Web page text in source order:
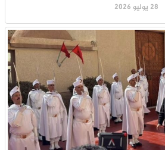
28 يوليو 2026